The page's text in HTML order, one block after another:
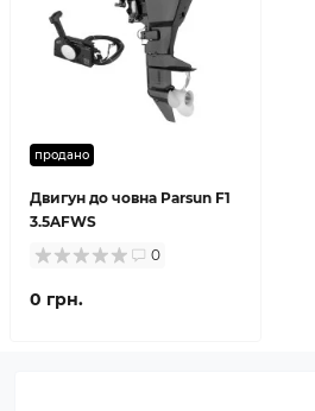
продано
Двигун до човна Parsun F1
3.5AFWS
0
0 грн.